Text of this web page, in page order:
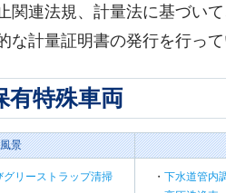
関連法規、計量法に基づい
な計量証明書の発行を行っ
有特殊車両
景
リーストラップ清掃
・ 下水道管内